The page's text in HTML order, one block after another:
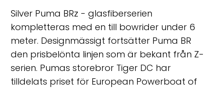
Silver Puma BRz - glasfiberserien
kompletteras med en till bowrider under 6
meter. Designmässigt fortsätter Puma BR
den prisbelönta linjen som är bekant från Z-
serien. Pumas storebror Tiger DC har
tilldelats priset för European Powerboat of